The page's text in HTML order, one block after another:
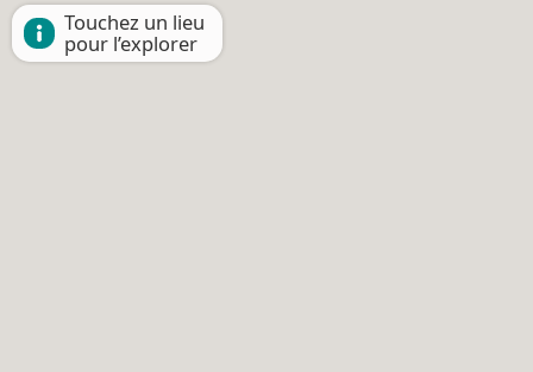
Touchez un lieu
pour l’explorer